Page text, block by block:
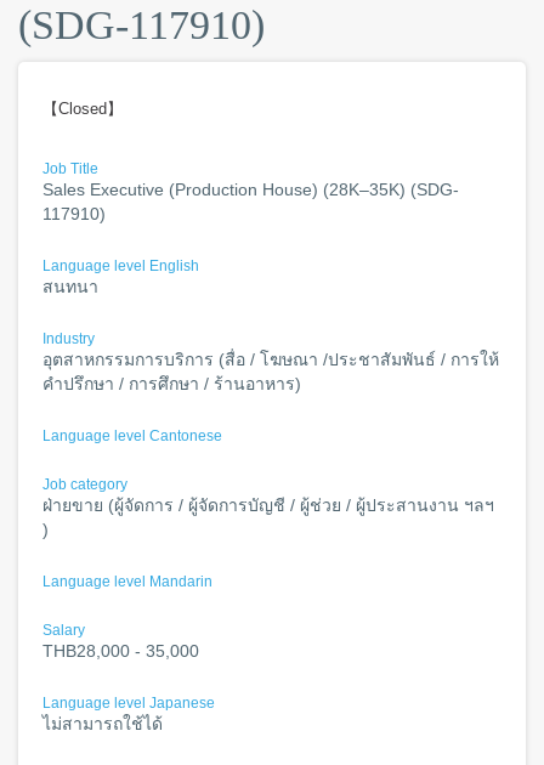
(SDG-117910)
【Closed】
Job Title
Sales Executive (Production House) (28K–35K) (SDG-
117910)
Language level English
สนทนา
Industry
อุตสาหกรรมการบริการ (สื่อ / โฆษณา /ประชาสัมพันธ์ / การให้
คำปรึกษา / การศึกษา / ร้านอาหาร)
Language level Cantonese
Job category
ฝ่ายขาย (ผู้จัดการ / ผู้จัดการบัญชี / ผู้ช่วย / ผู้ประสานงาน ฯลฯ
)
Language level Mandarin
Salary
THB28,000 - 35,000
Language level Japanese
ไม่สามารถใช้ได้